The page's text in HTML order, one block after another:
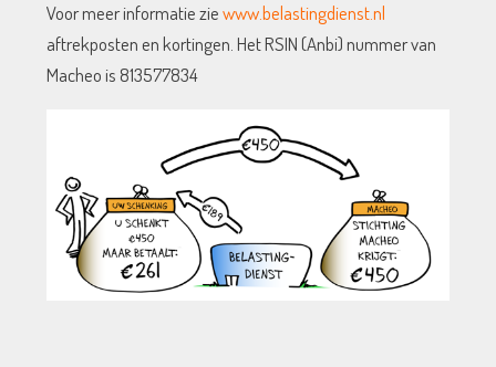
Voor meer informatie ziewww.belastingdienst.nl
aftrekposten en kortingen. Het RSIN (Anbi) nummer van
Macheo is 813577834